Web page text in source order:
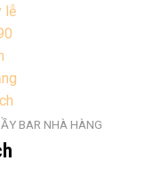
BAR NHÀ HÀNG